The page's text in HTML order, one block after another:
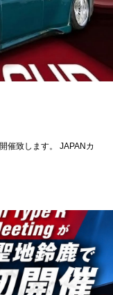
催致します。 JAPANカ